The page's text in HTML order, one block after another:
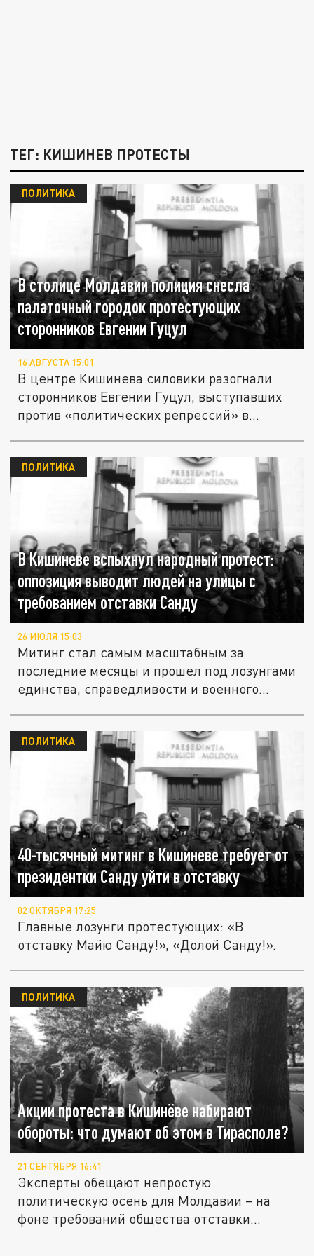
ТЕГ: КИШИНЕВ ПРОТЕСТЫ
В столице Молдавии полиция снесла
палаточный городок протестующих
сторонников Евгении Гуцул
ПОЛИТИКА
16 АВГУСТА 15:01
В центре Кишинева силовики разогнали
сторонников Евгении Гуцул, выступавших
против «политических репрессий» в...
В Кишиневе вспыхнул народный протест:
оппозиция выводит людей на улицы с
требованием отставки Санду
ПОЛИТИКА
26 ИЮЛЯ 15:03
Митинг стал самым масштабным за
последние месяцы и прошел под лозунгами
единства, справедливости и военного...
40-тысячный митинг в Кишиневе требует от
президентки Санду уйти в отставку
ПОЛИТИКА
02 ОКТЯБРЯ 17:25
Главные лозунги протестующих: «В
отставку Майю Санду!», «Долой Санду!».
Акции протеста в Кишинёве набирают
обороты: что думают об этом в Тирасполе?
ПОЛИТИКА
21 СЕНТЯБРЯ 16:41
Эксперты обещают непростую
политическую осень для Молдавии – на
фоне требований общества отставки...